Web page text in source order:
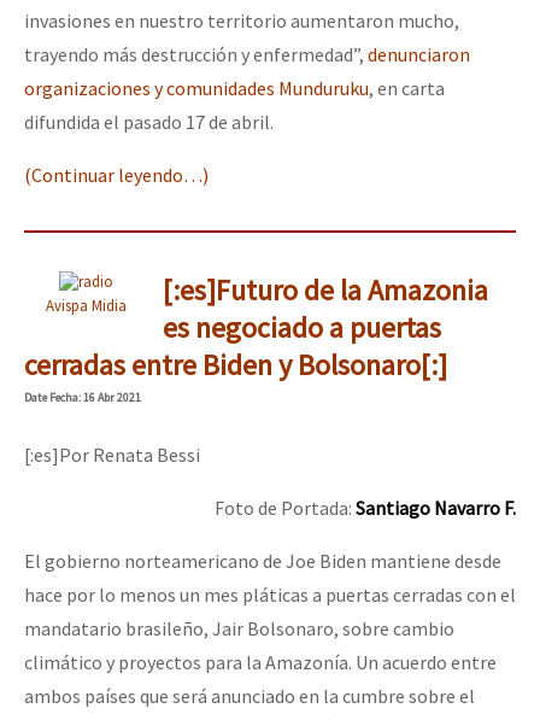
invasiones en nuestro territorio aumentaron mucho,
trayendo más destrucción y enfermedad”, denunciaron
organizaciones y comunidades Munduruku, en carta
difundida el pasado 17 de abril.
(Continuar leyendo…)
Avispa Midia
[:es]Futuro de la Amazonia
es negociado a puertas
cerradas entre Biden y Bolsonaro[:]
DateFecha: 16 Abr 2021
[:es]Por Renata Bessi
Foto de Portada: Santiago Navarro F.
El gobierno norteamericano de Joe Biden mantiene desde
hace por lo menos un mes pláticas a puertas cerradas con el
mandatario brasileño, Jair Bolsonaro, sobre cambio
climático y proyectos para la Amazonía. Un acuerdo entre
ambos países que será anunciado en la cumbre sobre el